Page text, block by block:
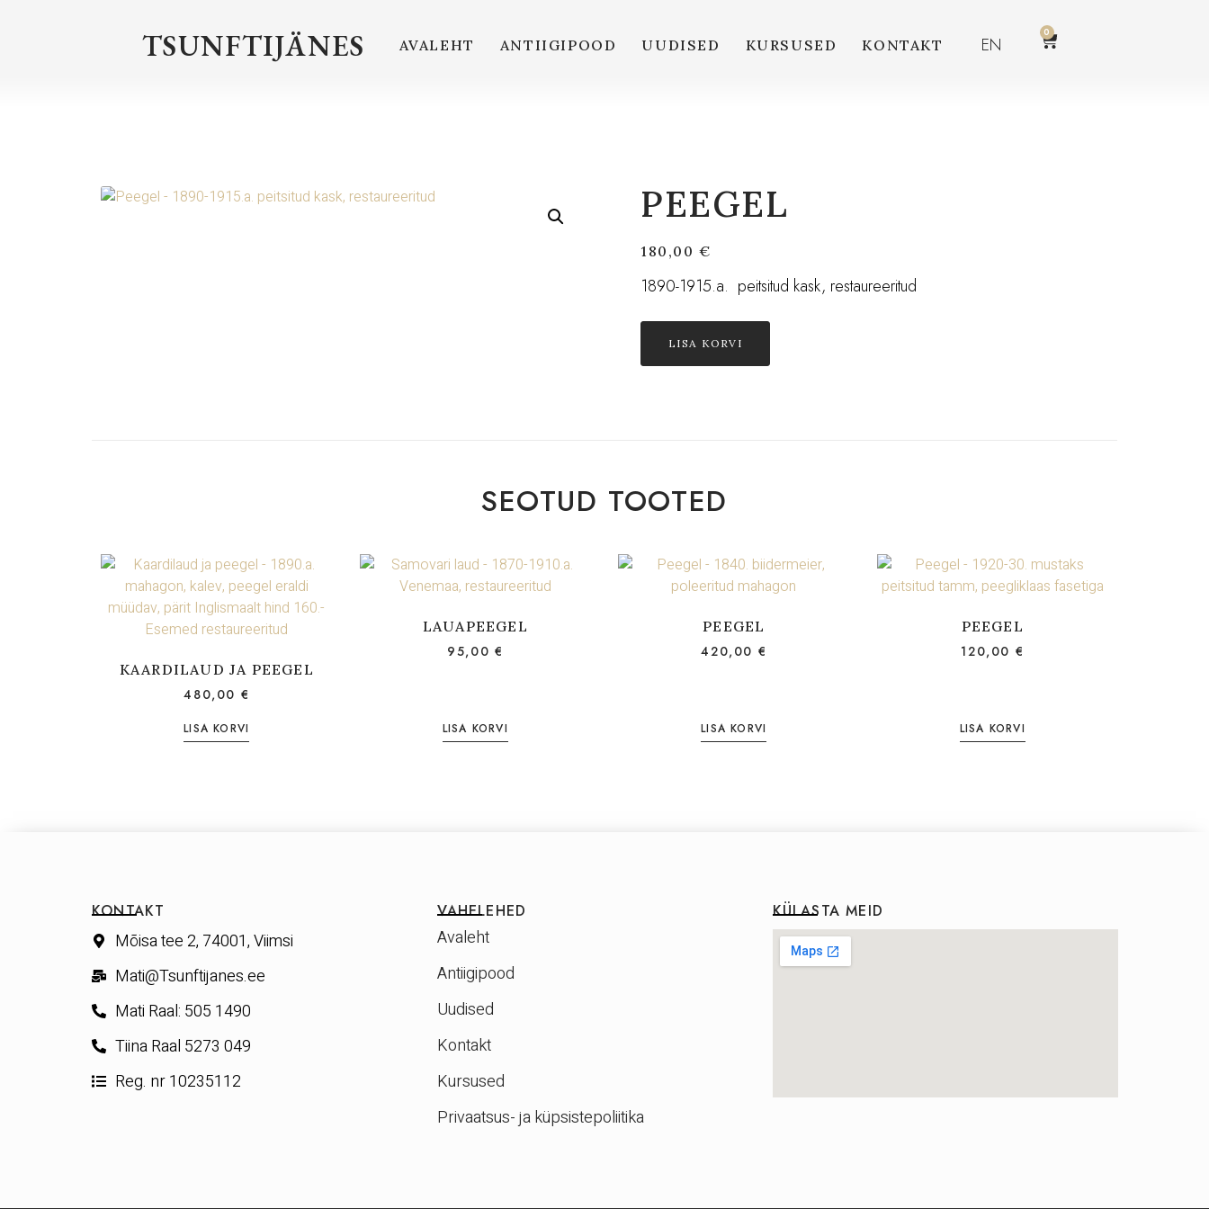
TSUNFTIJÄNES AVALEHT ANTIIGIPOOD UUDISED KURSUSED KONTAKT EN
0
PEEGEL
180,00€
1890-1915.a. peitsitud kask, restaureeritud
LISA KORVI
SEOTUD TOOTED
KAARDILAUD JA PEEGEL
480,00 €
LISA KORVI
LAUAPEEGEL
95,00 €
LISA KORVI
PEEGEL
420,00 €
LISA KORVI
PEEGEL
120,00 €
LISA KORVI
KONTAKT
Mõisa tee 2, 74001, Viimsi
Mati@Tsunftijanes.ee
Mati Raal: 505 1490
Tiina Raal 5273 049
Reg. nr 10235112
VAHELEHED
Avaleht
Antiigipood
Uudised
Kontakt
Kursused
Privaatsus- ja küpsistepoliitika
KÜLASTA MEID